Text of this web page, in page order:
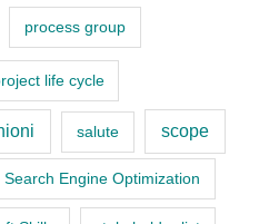
process group
life cycle
salute scope
Search Engine Optimization